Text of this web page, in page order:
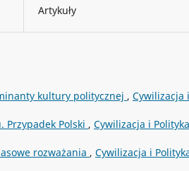
Artykuły
kultury politycznej , Cywilizacja i
Przypadek Polski , Cywilizacja i
rozważania , Cywilizacja i